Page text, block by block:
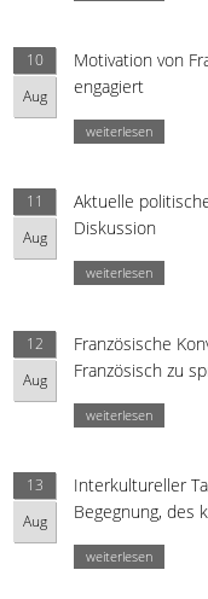
10
Aug
Motivation von
engagiert
weiterlesen
11
Aug
Aktuelle
Diskussion
weiterlesen
12
Aug
Französische
Französisch zu
weiterlesen
13
Aug
Interkultureller
Begegnung, des
weiterlesen